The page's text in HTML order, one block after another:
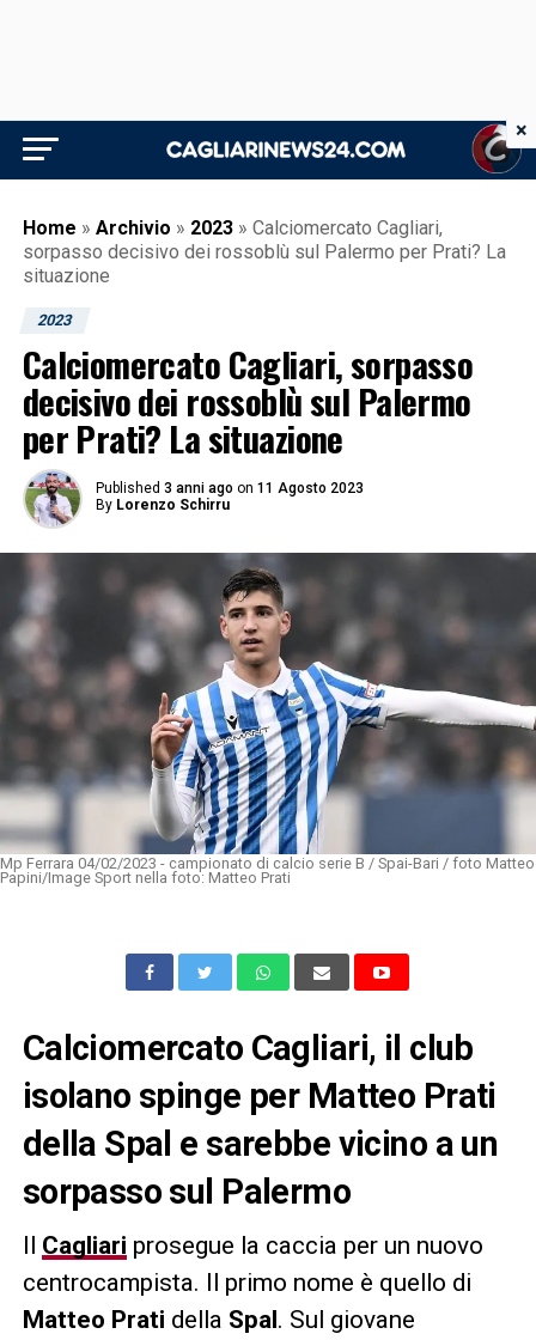
Home » Archivio » 2023 » Calciomercato Cagliari,
sorpasso decisivo dei rossoblù sul Palermo per Prati? La
situazione
2023
Calciomercato Cagliari, sorpasso
decisivo dei rossoblù sul Palermo
per Prati? La situazione
Published 3 anni ago on 11 Agosto 2023
By Lorenzo Schirru
Mp Ferrara 04/02/2023 - campionato di calcio serie B / Spai-Bari / foto Matteo
Papini/Image Sport nella foto: Matteo Prati
Calciomercato Cagliari, il club
isolano spinge per Matteo Prati
della Spal e sarebbe vicino a un
sorpasso sul Palermo
Il Cagliari prosegue la caccia per un nuovo
centrocampista. Il primo nome è quello di
Matteo Prati della Spal. Sul giovane
×